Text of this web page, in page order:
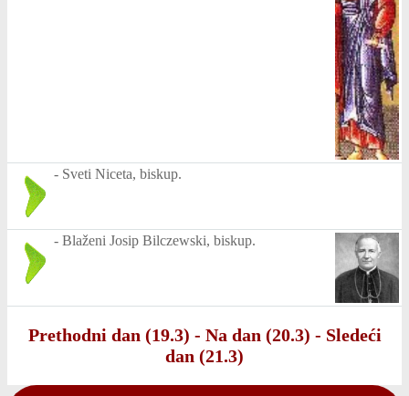
- Sveti Niceta, biskup.
- Blaženi Josip Bilczewski, biskup.
Prethodni dan (19.3) - Na dan (20.3) - Sledeći
dan (21.3)